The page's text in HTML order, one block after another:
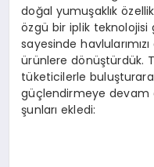
doğal yumuşaklık
özgü bir iplik teknolojisi
sayesinde
ürünlere dönüştürdük.
tüketicilerle
güçlendirmeye devam
şunları ekledi: